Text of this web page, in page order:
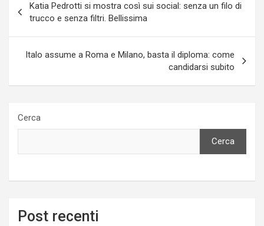
articoli
Katia Pedrotti si mostra così sui social: senza un filo di
trucco e senza filtri. Bellissima
Italo assume a Roma e Milano, basta il diploma: come
candidarsi subito
Cerca
Cerca
Post recenti